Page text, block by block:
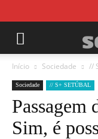
Início Sociedade //
Sociedade // S+ SETÚBAL
Passagem
Sim, é